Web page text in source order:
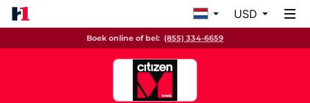
USD
Boek online of bel: (855) 334-6659